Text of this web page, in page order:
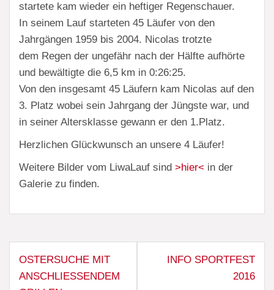
startete kam wieder ein heftiger Regenschauer.
In seinem Lauf starteten 45 Läufer von den
Jahrgängen 1959 bis 2004. Nicolas trotzte
dem Regen der ungefähr nach der Hälfte aufhörte
und bewältigte die 6,5 km in 0:26:25.
Von den insgesamt 45 Läufern kam Nicolas auf den
3. Platz wobei sein Jahrgang der Jüngste war, und
in seiner Altersklasse gewann er den 1.Platz.
Herzlichen Glückwunsch an unsere 4 Läufer!
Weitere Bilder vom LiwaLauf sind >hier< in der
Galerie zu finden.
OSTERSUCHE MIT
ANSCHLIESSENDEM G
INFO SPORTFEST
2016